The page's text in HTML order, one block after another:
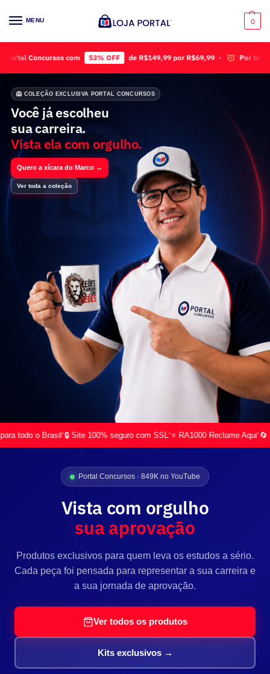
MENU 0
com 53% OFF de R$149,99 por R$69,99 · Por tempo limitado!
🦁 COLEÇÃO EXCLUSIVA PORTAL CONCURSOS
Você já escolheu
sua carreira.
Vista ela com orgulho.
Quero a xícara do Marco →
Ver toda a coleção
o Brasil•🔒 Site 100% seguro com SSL•⭐ RA1000 Reclame Aqui•🔄 Troca
Portal Concursos · 849K no YouTube
Vista com orgulho
sua aprovação
Produtos exclusivos para quem leva os estudos a sério.
Cada peça foi pensada para representar a sua carreira e
a sua jornada de aprovação.
Ver todos os produtos
Kits exclusivos →